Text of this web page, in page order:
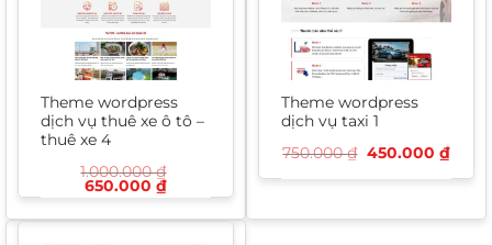
Theme wordpress
dịch vụ thuê xe ô tô –
thuê xe 4
1.000.000₫
Giá
1.000.000 ₫.
650.000 ₫Giá
là:
650.000 ₫.
Theme wordpress
dịch vụ taxi 1
750.000₫ Giá
450.000 ₫Giá
hiện
tại